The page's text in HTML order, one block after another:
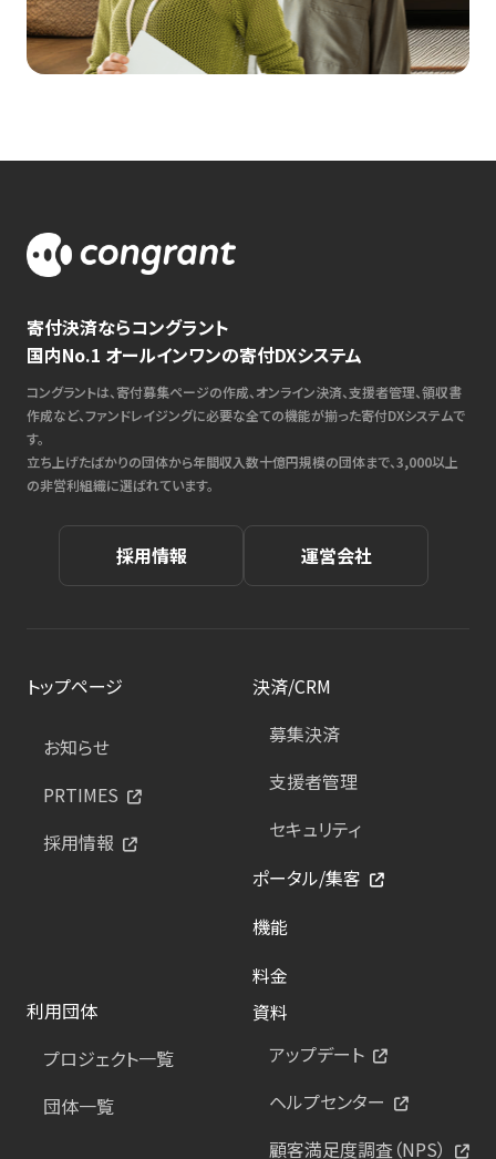
寄付決済ならコングラント
国内No.1 オールインワンの寄付DXシステム
コングラントは、寄付募集ページの作成、オンライン決済、支援者管理、領収書
作成など、ファンドレイジングに必要な全ての機能が揃った寄付DXシステムで
す。
立ち上げたばかりの団体から年間収入数十億円規模の団体まで、3,000以上
の非営利組織に選ばれています。
採用情報 運営会社
トップページ
お知らせ
PRTIMES
採用情報
決済/CRM
募集決済
支援者管理
セキュリティ
ポータル/集客
機能
料金
利用団体
プロジェクト一覧
団体一覧
資料
アップデート
ヘルプセンター
顧客満足度調査（NPS）